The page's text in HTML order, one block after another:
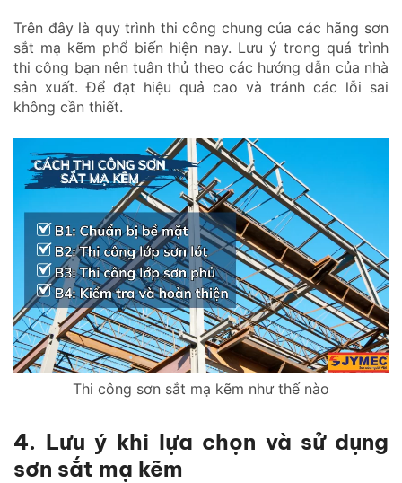
Trên đây là quy trình thi công chung của các hãng sơn
sắt mạ kẽm phổ biến hiện nay. Lưu ý trong quá trình
thi công bạn nên tuân thủ theo các hướng dẫn của nhà
sản xuất. Để đạt hiệu quả cao và tránh các lỗi sai
không cần thiết.
Thi công sơn sắt mạ kẽm như thế nào
4. Lưu ý khi lựa chọn và sử dụng
sơn sắt mạ kẽm